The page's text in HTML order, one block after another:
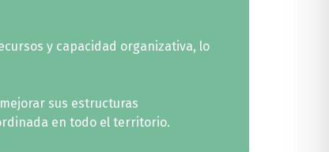
y capacidad organizativa, lo
sus estructuras
en todo el territorio.